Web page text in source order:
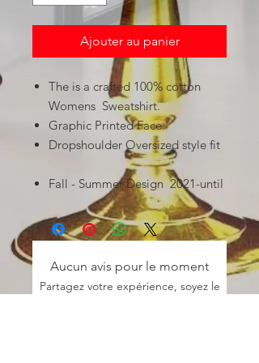
Ajouter au panier
The is a crafted 100% cotton
Womens Sweatshirt.
Graphic Printed Face
Dropshoulder Oversized style fit
Fall - Summer Design 2021-until
Aucun avis pour le moment
Partagez votre expérience, soyez le